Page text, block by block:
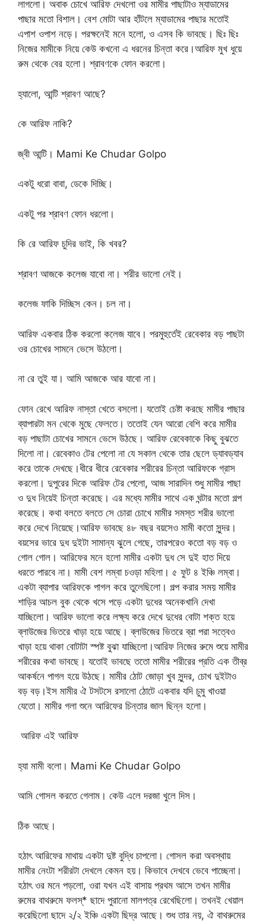
লাগলো। অবাক চোখে আরিফ দেখলো ওর মামীর পাছাটাও ম্যাডামের
পাছার মতো বিশাল। বেশ মোটা আর হাঁটলে ম্যাডামের পাছার মতোই
এপাশ ওপাশ নড়ে। পরক্ষনেই মনে হলো, ও এসব কি ভাবছে। ছিঃ ছিঃ
নিজের মামীকে নিয়ে কেউ কখনো এ ধরনের চিন্তা করে।আরিফ মুখ ধুয়ে
রুম থেকে বের হলো। শ্রাবণকে ফোন করলো।
হ্যালো, আন্টি শ্রাবণ আছে?
কে আরিফ নাকি?
জ্বী আন্টি। Mami Ke Chudar Golpo
একটু ধরো বাবা, ডেকে দিচ্ছি।
একটু পর শ্রাবণ ফোন ধরলো।
কি রে আরিফ চুদির ভাই, কি খবর?
শ্রাবণ আজকে কলেজ যাবো না। শরীর ভালো নেই।
কলেজ ফাকি দিচ্ছিস কেন। চল না।
আরিফ একবার ঠিক করলো কলেজ যাবে। পরমুহুর্তেই রেবেকার বড় পাছটা
ওর চোখের সামনে ভেসে উঠলো।
না রে তুই যা। আমি আজকে আর যাবো না।
ফোন রেখে আরিফ নাস্তা খেতে বসলো। যতোই চেষ্টা করছে মামীর পাছার
ব্যাপারটা মন থেকে মুছে ফেলতে। ততোই যেন আরো বেশি করে মামীর
বড় পাছাটা চোখের সামনে ভেসে উঠছে। আরিফ রেবেকাকে কিছু বুঝতে
দিলো না। রেবেকাও টের পেলো না যে সকাল থেকে তার ছেলে ড্যাবড্যাব
করে তাকে দেখছে।ধীরে ধীরে রেবেকার শরীরের চিন্তা আরিফকে গ্রাস
করলো। দুপুরের দিকে আরিফ টের পেলো, আজ সারাদিন শুধু মামীর পাছা
ও দুধ নিয়েই চিন্তা করেছে। এর মধ্যে মামীর সাথে এক ঘন্টার মতো গল্প
করেছে। কথা বলতে বলতে সে চোরা চোখে মামীর সমস্ত শরীর ভালো
করে দেখে নিয়েছে।আরিফ ভাবছে ৪৮ বছর বয়সেও মামী কতো সুন্দর।
বয়সের ভারে দুধ দুইটা সামান্য ঝুলে গেছে, তারপরেও কতো বড় বড় ও
গোল গোল। আরিফের মনে হলো মামীর একটা দুধ সে দুই হাত দিয়ে
ধরতে পারবে না। মামী বেশ লম্বা চওড়া মহিলা। ৫ ফুট ৪ ইঞ্চি লম্বা।
একটা ব্যাপার আরিফকে পাগল করে তুলেছিলো। গল্প করার সময় মামীর
শাড়ির আচল বুক থেকে খসে পড়ে একটা দুধের অনেকখানি দেখা
যাচ্ছিলো। আরিফ ভালো করে লক্ষ্য করে দেখে দুধের বোটা শক্ত হয়ে
ব্লাউজের ভিতরে খাড়া হয়ে আছে। ব্লাউজের ভিতরে ব্রা পরা সত্বেও
খাড়া হয়ে থাকা বোটাটা স্পষ্ট বুঝা যাচ্ছিলো।আরিফ নিজের রুমে শুয়ে মামীর
শরীরের কথা ভাবছে। যতোই ভাবছে ততো মামীর শরীরের প্রতি এক তীব্র
আকর্ষনে পাগল হয়ে উঠছে। মামীর ঠোট জোড়া খুব সুন্দর, চোখ দুইটাও
বড় বড়।ইস মামীর ঐ টসটসে রসালো ঠোটে একবার যদি চুমু খাওয়া
যেতো। মামীর গলা শুনে আরিফের চিন্তার জাল ছিন্ন হলো।
আরিফ এই আরিফ
হ্যা মামী বলো। Mami Ke Chudar Golpo
আমি গোসল করতে গেলাম। কেউ এলে দরজা খুলে দিস।
ঠিক আছে।
হঠাৎ আরিফের মাথায় একটা দুষ্ট বুদ্ধি চাপলো। গোসল করা অবস্থায়
মামীর নেংটা শরীরটা দেখলে কেমন হয়। কিভাবে দেখবে ভেবে পাচ্ছেনা।
হঠাৎ ওর মনে পড়লো, ওরা যখন এই বাসায় প্রথম আসে তখন মামীর
রুমের বাথরুমে ফলস্* ছাদে পুরানো মালপত্র রেখেছিলো। তখনই খেয়াল
করেছিলো ছাদে ২/২ ইঞ্চি একটা ছিদ্র আছে। শুধ তার নয়, ঐ বাথরুমের